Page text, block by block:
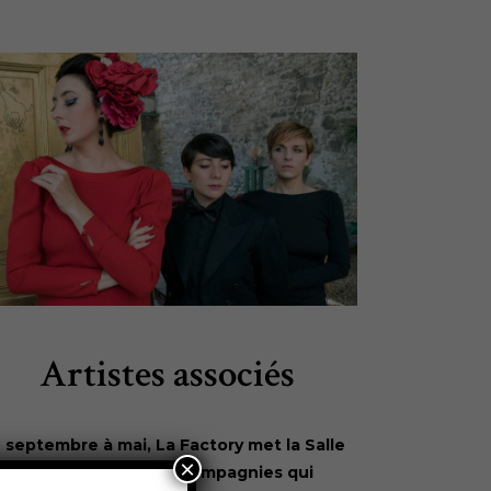
Artistes associés
septembre à mai, La Factory met la Salle
à disposition de compagnies qui
×